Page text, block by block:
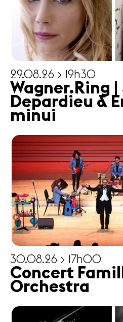
29.08.26 > 19h30
Wagner.Ring
Depardieu &
minui
30.08.26 > 17h00
Concert
Orchestra